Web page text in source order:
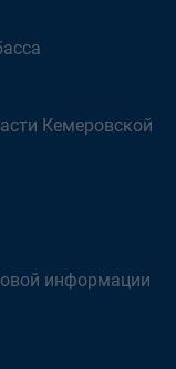
Кемеровской
информации